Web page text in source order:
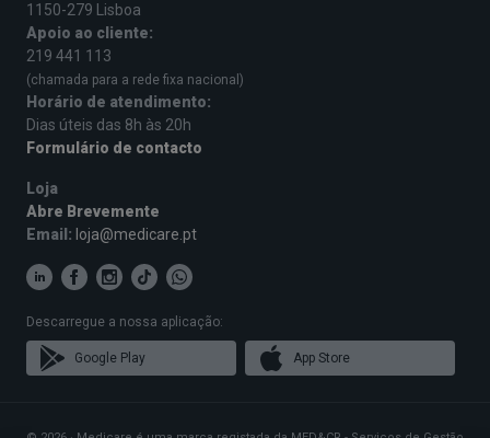
1150-279 Lisboa
Apoio ao cliente:
219 441 113
(chamada para a rede fixa nacional)
Horário de atendimento:
Dias úteis das 8h às 20h
Formulário de contacto
Loja
Abre Brevemente
Email: loja@medicare.pt
Descarregue a nossa aplicação:
Google Play App Store